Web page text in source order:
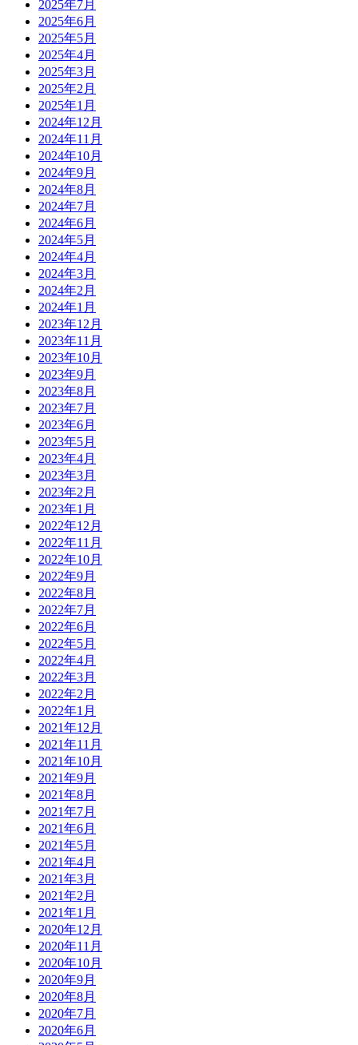
2025年7月
2025年6月
2025年5月
2025年4月
2025年3月
2025年2月
2025年1月
2024年12月
2024年11月
2024年10月
2024年9月
2024年8月
2024年7月
2024年6月
2024年5月
2024年4月
2024年3月
2024年2月
2024年1月
2023年12月
2023年11月
2023年10月
2023年9月
2023年8月
2023年7月
2023年6月
2023年5月
2023年4月
2023年3月
2023年2月
2023年1月
2022年12月
2022年11月
2022年10月
2022年9月
2022年8月
2022年7月
2022年6月
2022年5月
2022年4月
2022年3月
2022年2月
2022年1月
2021年12月
2021年11月
2021年10月
2021年9月
2021年8月
2021年7月
2021年6月
2021年5月
2021年4月
2021年3月
2021年2月
2021年1月
2020年12月
2020年11月
2020年10月
2020年9月
2020年8月
2020年7月
2020年6月